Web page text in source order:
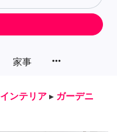
家事 more_horiz
インテリア ▸ ガーデニ